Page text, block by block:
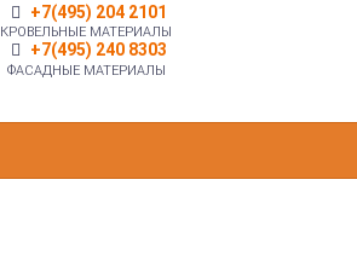
+7(495) 204 2101
КРОВЕЛЬНЫЕ МАТЕРИАЛЫ
+7(495) 240 8303
ФАСАДНЫЕ МАТЕРИАЛЫ